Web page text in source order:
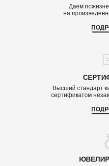
Даем
на
Высший стандарт
сертификатом